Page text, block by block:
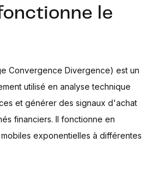
le
Convergence Divergence) est un
utilisé en analyse technique
et générer des signaux d'achat
financiers. Il fonctionne en
exponentielles à différentes